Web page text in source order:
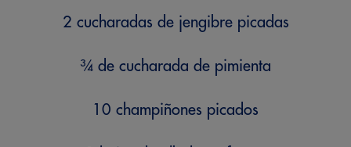
2 cucharadas de jengibre picadas
¾ de cucharada de pimienta
10 champiñones picados